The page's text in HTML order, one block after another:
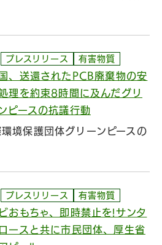
プレスリリース 有害物質
、送還されたPCB廃棄物の安
理を約束8時間に及んだグリ
ピースの抗議行動
境保護団体グリーンピースの
プレスリリース 有害物質
おもちゃ、即時禁止を!サンタ
ースと共に市民団体、厚生省